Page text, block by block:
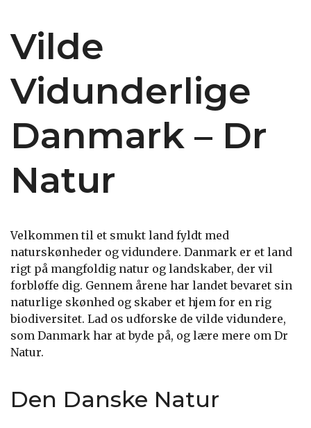
Vilde
Vidunderlige
Danmark – Dr
Natur
Velkommen til et smukt land fyldt med
naturskønheder og vidundere. Danmark er et land
rigt på mangfoldig natur og landskaber, der vil
forbløffe dig. Gennem årene har landet bevaret sin
naturlige skønhed og skaber et hjem for en rig
biodiversitet. Lad os udforske de vilde vidundere,
som Danmark har at byde på, og lære mere om Dr
Natur.
Den Danske Natur